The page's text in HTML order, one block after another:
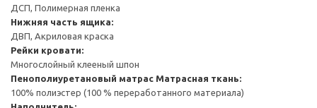
ДСП, Полимерная пленка
Нижняя часть ящика:
ДВП, Акриловая краска
Рейки кровати:
Многослойный клееный шпон
Пенополиуретановый матрас Матрасная ткань:
100% полиэстер (100 % переработанного материала)